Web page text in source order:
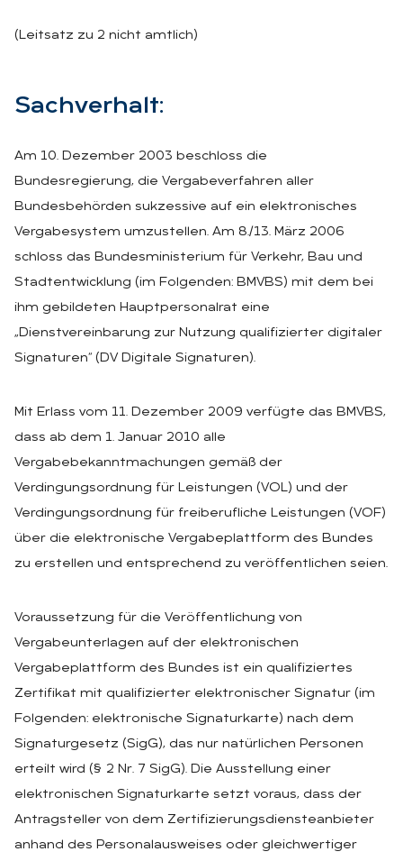
(Leitsatz zu 2 nicht amtlich)
Sach­ver­halt:
Am 10. Dezember 2003 beschloss die
Bundesregierung, die Vergabeverfahren aller
Bundesbehörden sukzessive auf ein elektronisches
Vergabesystem umzustellen. Am 8./13. März 2006
schloss das Bundesministerium für Verkehr, Bau und
Stadtentwicklung (im Folgenden: BMVBS) mit dem bei
ihm gebildeten Hauptpersonalrat eine
„Dienstvereinbarung zur Nutzung qualifizierter digitaler
Signaturen“ (DV Digitale Signaturen).
Mit Erlass vom 11. Dezember 2009 verfügte das BMVBS,
dass ab dem 1. Januar 2010 alle
Vergabebekanntmachungen gemäß der
Verdingungsordnung für Leistungen (VOL) und der
Verdingungsordnung für freiberufliche Leistungen (VOF)
über die elektronische Vergabeplattform des Bundes
zu erstellen und entsprechend zu veröffentlichen seien.
Voraussetzung für die Veröffentlichung von
Vergabeunterlagen auf der elektronischen
Vergabeplattform des Bundes ist ein qualifiziertes
Zertifikat mit qualifizierter elektronischer Signatur (im
Folgenden: elektronische Signaturkarte) nach dem
Signaturgesetz (SigG), das nur natürlichen Personen
erteilt wird (§ 2 Nr. 7 SigG). Die Ausstellung einer
elektronischen Signaturkarte setzt voraus, dass der
Antragsteller von dem Zertifizierungsdiensteanbieter
anhand des Personalausweises oder gleichwertiger